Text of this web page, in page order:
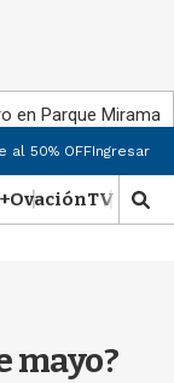
en Parque Miramar
al 50% OFFIngresar
OvaciónTV Show
M
o
mayo?